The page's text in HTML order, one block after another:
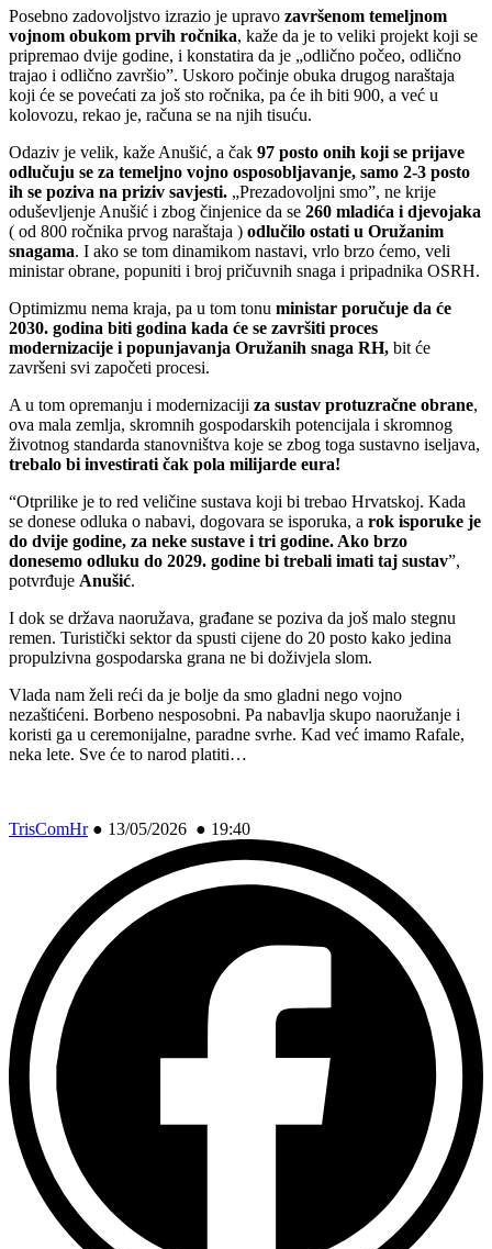
Posebno zadovoljstvo izrazio je upravo završenom temeljnom
vojnom obukom prvih ročnika, kaže da je to veliki projekt koji se
pripremao dvije godine, i konstatira da je „odlično počeo, odlično
trajao i odlično završio”. Uskoro počinje obuka drugog naraštaja
koji će se povećati za još sto ročnika, pa će ih biti 900, a već u
kolovozu, rekao je, računa se na njih tisuću.
Odaziv je velik, kaže Anušić, a čak 97 posto onih koji se prijave
odlučuju se za temeljno vojno osposobljavanje, samo 2-3 posto
ih se poziva na priziv savjesti. „Prezadovoljni smo”, ne krije
oduševljenje Anušić i zbog činjenice da se 260 mladića i djevojaka
( od 800 ročnika prvog naraštaja ) odlučilo ostati u Oružanim
snagama. I ako se tom dinamikom nastavi, vrlo brzo ćemo, veli
ministar obrane, popuniti i broj pričuvnih snaga i pripadnika OSRH.
Optimizmu nema kraja, pa u tom tonu ministar poručuje da će
2030. godina biti godina kada će se završiti proces
modernizacije i popunjavanja Oružanih snaga RH, bit će
završeni svi započeti procesi.
A u tom opremanju i modernizaciji za sustav protuzračne obrane,
ova mala zemlja, skromnih gospodarskih potencijala i skromnog
životnog standarda stanovništva koje se zbog toga sustavno iseljava,
trebalo bi investirati čak pola milijarde eura!
“Otprilike je to red veličine sustava koji bi trebao Hrvatskoj. Kada
se donese odluka o nabavi, dogovara se isporuka, a rok isporuke je
do dvije godine, za neke sustave i tri godine. Ako brzo
donesemo odluku do 2029. godine bi trebali imati taj sustav”,
potvrđuje Anušić.
I dok se država naoružava, građane se poziva da još malo stegnu
remen. Turistički sektor da spusti cijene do 20 posto kako jedina
propulzivna gospodarska grana ne bi doživjela slom.
Vlada nam želi reći da je bolje da smo gladni nego vojno
nezaštićeni. Borbeno nesposobni. Pa nabavlja skupo naoružanje i
koristi ga u ceremonijalne, paradne svrhe. Kad već imamo Rafale,
neka lete. Sve će to narod platiti…
TrisComHr● 13/05/2026 ● 19:40